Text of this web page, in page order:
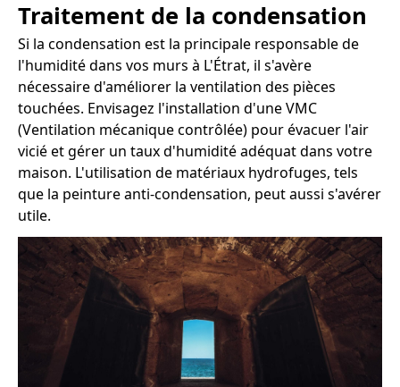
Traitement de la condensation
Si la condensation est la principale responsable de
l'humidité dans vos murs à L'Étrat, il s'avère
nécessaire d'améliorer la ventilation des pièces
touchées. Envisagez l'installation d'une VMC
(Ventilation mécanique contrôlée) pour évacuer l'air
vicié et gérer un taux d'humidité adéquat dans votre
maison. L'utilisation de matériaux hydrofuges, tels
que la peinture anti-condensation, peut aussi s'avérer
utile.